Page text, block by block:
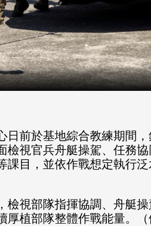
前於基地綜合教練期間
視官兵舟艇操駕、任務
目，並依作戰想定執行
視部隊指揮協調、舟艇
植部隊整體作戰能量。（